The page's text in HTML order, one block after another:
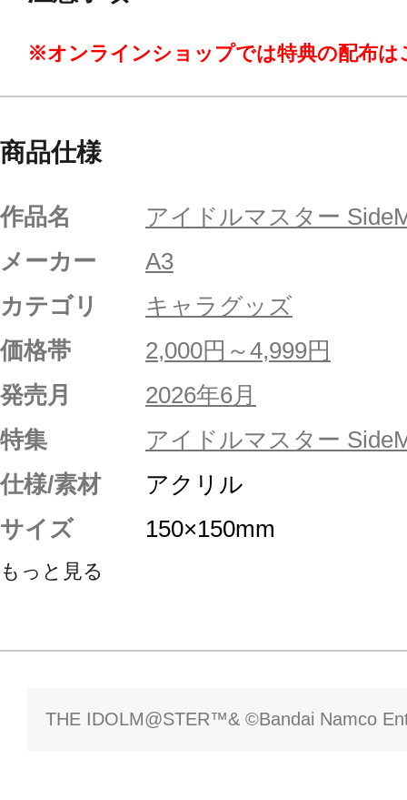
※オンラインショップでは特典の配布は
商品仕様
作品名
アイドルマスター
メーカー
A3
カテゴリ
キャラグッズ
価格帯
2,000円～4,999円
発売月
2026年6月
特集
アイドルマスター
仕様/素材
アクリル
サイズ
150×150mm
もっと見る
THE IDOLM@STER™& ©Bandai Namco